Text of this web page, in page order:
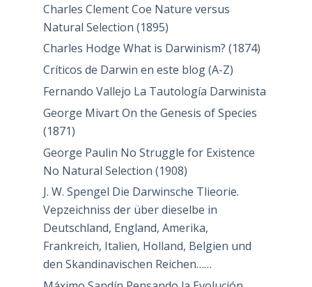
Charles Clement Coe Nature versus
Natural Selection (1895)
Charles Hodge What is Darwinism? (1874)
Críticos de Darwin en este blog (A-Z)
Fernando Vallejo La Tautología Darwinista
George Mivart On the Genesis of Species
(1871)
George Paulin No Struggle for Existence
No Natural Selection (1908)
J. W. Spengel Die Darwinsche Tlieorie.
Vepzeichniss der über dieselbe in
Deutschland, England, Amerika,
Frankreich, Italien, Holland, Belgien und
den Skandinavischen Reichen……